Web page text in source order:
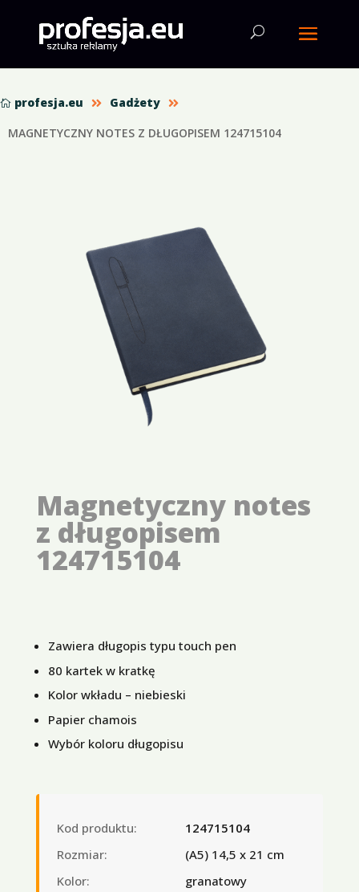
 profesja.eu  Gadżety 
MAGNETYCZNY NOTES Z DŁUGOPISEM 124715104
Magnetyczny notes
z długopisem
124715104
Zawiera długopis typu touch pen
80 kartek w kratkę
Kolor wkładu – niebieski
Papier chamois
Wybór koloru długopisu
Kod produktu:
124715104
Rozmiar:
(A5) 14,5 x 21 cm
Kolor:
granatowy